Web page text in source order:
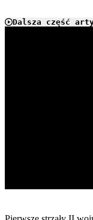
Dalsza część